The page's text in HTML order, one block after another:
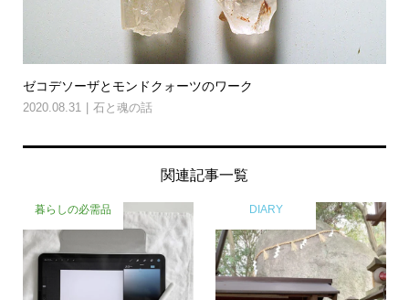
ゼコデソーザとモンドクォーツのワーク
2020.08.31 石と魂の話
関連記事一覧
暮らしの必需品 DIARY